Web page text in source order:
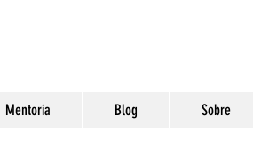
Mentoria Blog Sobre